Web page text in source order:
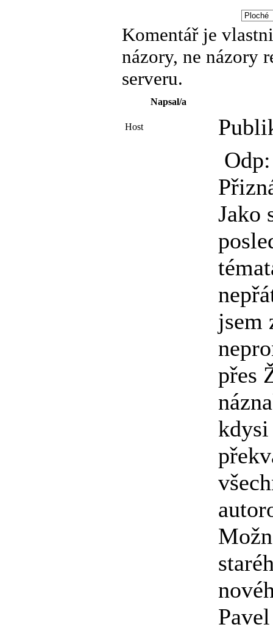
Komentář je
názory, ne názory
serveru.
Napsal/a
Host
Jako
jsem
přes
Pavel